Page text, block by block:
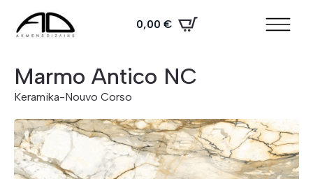
0,00 €
Marmo Antico NC
Keramika-Nouvo Corso